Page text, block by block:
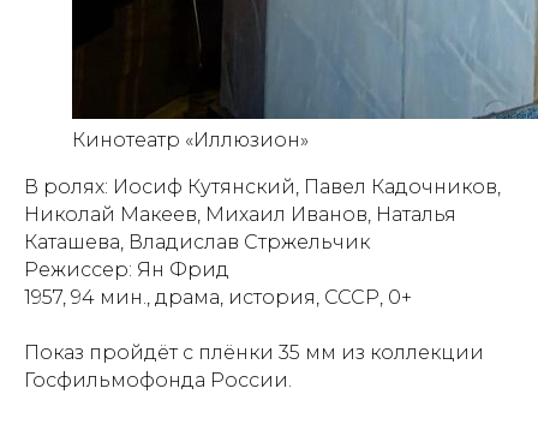
Кинотеатр «Иллюзион»
В ролях: Иосиф Кутянский, Павел Кадочников,
Николай Макеев, Михаил Иванов, Наталья
Каташева, Владислав Стржельчик
Режиссер: Ян Фрид
1957, 94 мин., драма, история, СССР, 0+
Показ пройдёт с плёнки 35 мм из коллекции
Госфильмофонда России.